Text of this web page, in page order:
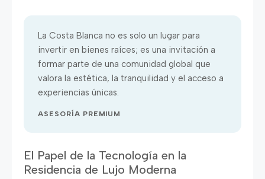
La Costa Blanca no es solo un lugar para
invertir en bienes raíces; es una invitación a
formar parte de una comunidad global que
valora la estética, la tranquilidad y el acceso a
experiencias únicas.
ASESORÍA PREMIUM
El Papel de la Tecnología en la
Residencia de Lujo Moderna